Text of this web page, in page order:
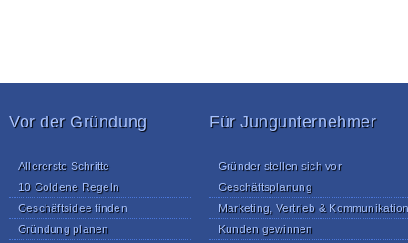
Vor der Gründung
Allererste Schritte
10 Goldene Regeln
Geschäftsidee finden
Gründung planen
Für Jungunternehmer
Gründer stellen sich vor
Geschäftsplanung
Marketing, Vertrieb &
Kunden gewinnen